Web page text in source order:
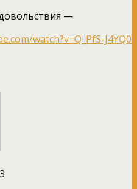
—
watch?v=Q_PfS-J4YQ0